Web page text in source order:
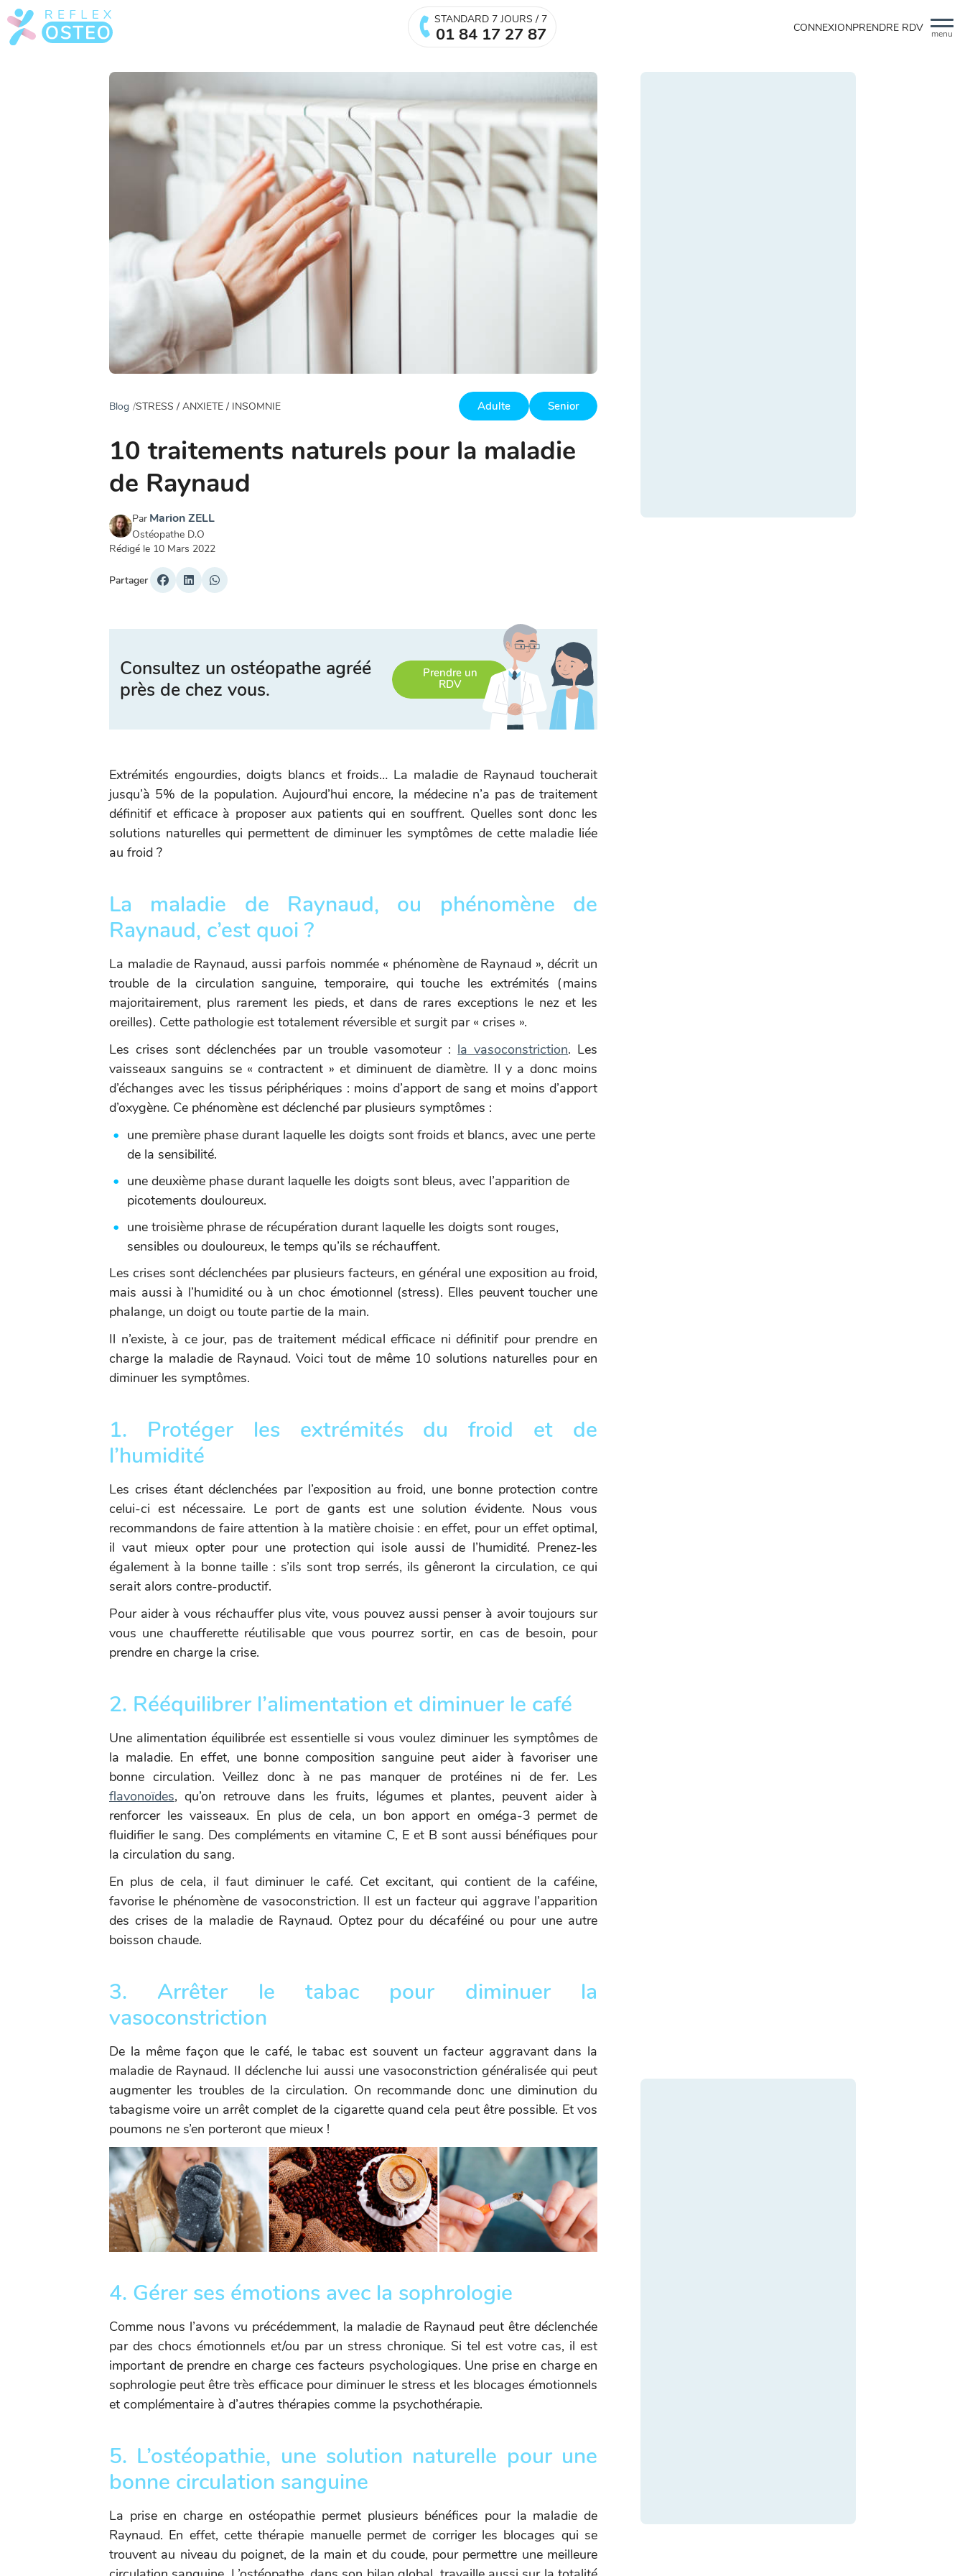
menu
STANDARD 7 JOURS / 7
01 84 17 27 87 CONNEXIONPRENDRE RDV
Blog STRESS / ANXIETE / INSOMNIE Adulte Senior
10 traitements naturels pour la maladie
de Raynaud
Par Marion ZELL
Ostéopathe D.O
Rédigé le 10 Mars 2022
Partager
Consultez un ostéopathe agréé
près de chez vous.
Prendre un
RDV
Extrémités engourdies, doigts blancs et froids… La maladie de Raynaud toucherait
jusqu’à 5% de la population. Aujourd’hui encore, la médecine n’a pas de traitement
définitif et efficace à proposer aux patients qui en souffrent. Quelles sont donc les
solutions naturelles qui permettent de diminuer les symptômes de cette maladie liée
au froid ?
La maladie de Raynaud, ou phénomène de
Raynaud, c’est quoi ?
La maladie de Raynaud, aussi parfois nommée « phénomène de Raynaud », décrit un
trouble de la circulation sanguine, temporaire, qui touche les extrémités (mains
majoritairement, plus rarement les pieds, et dans de rares exceptions le nez et les
oreilles). Cette pathologie est totalement réversible et surgit par « crises ».
Les crises sont déclenchées par un trouble vasomoteur : la vasoconstriction. Les
vaisseaux sanguins se « contractent » et diminuent de diamètre. Il y a donc moins
d’échanges avec les tissus périphériques : moins d’apport de sang et moins d’apport
d’oxygène. Ce phénomène est déclenché par plusieurs symptômes :
une première phase durant laquelle les doigts sont froids et blancs, avec une perte
de la sensibilité.
une deuxième phase durant laquelle les doigts sont bleus, avec l’apparition de
picotements douloureux.
une troisième phrase de récupération durant laquelle les doigts sont rouges,
sensibles ou douloureux, le temps qu’ils se réchauffent.
Les crises sont déclenchées par plusieurs facteurs, en général une exposition au froid,
mais aussi à l’humidité ou à un choc émotionnel (stress). Elles peuvent toucher une
phalange, un doigt ou toute partie de la main.
Il n’existe, à ce jour, pas de traitement médical efficace ni définitif pour prendre en
charge la maladie de Raynaud. Voici tout de même 10 solutions naturelles pour en
diminuer les symptômes.
1. Protéger les extrémités du froid et de
l’humidité
Les crises étant déclenchées par l’exposition au froid, une bonne protection contre
celui-ci est nécessaire. Le port de gants est une solution évidente. Nous vous
recommandons de faire attention à la matière choisie : en effet, pour un effet optimal,
il vaut mieux opter pour une protection qui isole aussi de l’humidité. Prenez-les
également à la bonne taille : s’ils sont trop serrés, ils gêneront la circulation, ce qui
serait alors contre-productif.
Pour aider à vous réchauffer plus vite, vous pouvez aussi penser à avoir toujours sur
vous une chaufferette réutilisable que vous pourrez sortir, en cas de besoin, pour
prendre en charge la crise.
2. Rééquilibrer l’alimentation et diminuer le café
Une alimentation équilibrée est essentielle si vous voulez diminuer les symptômes de
la maladie. En effet, une bonne composition sanguine peut aider à favoriser une
bonne circulation. Veillez donc à ne pas manquer de protéines ni de fer. Les
flavonoïdes, qu’on retrouve dans les fruits, légumes et plantes, peuvent aider à
renforcer les vaisseaux. En plus de cela, un bon apport en oméga-3 permet de
fluidifier le sang. Des compléments en vitamine C, E et B sont aussi bénéfiques pour
la circulation du sang.
En plus de cela, il faut diminuer le café. Cet excitant, qui contient de la caféine,
favorise le phénomène de vasoconstriction. Il est un facteur qui aggrave l’apparition
des crises de la maladie de Raynaud. Optez pour du décaféiné ou pour une autre
boisson chaude.
3. Arrêter le tabac pour diminuer la
vasoconstriction
De la même façon que le café, le tabac est souvent un facteur aggravant dans la
maladie de Raynaud. Il déclenche lui aussi une vasoconstriction généralisée qui peut
augmenter les troubles de la circulation. On recommande donc une diminution du
tabagisme voire un arrêt complet de la cigarette quand cela peut être possible. Et vos
poumons ne s’en porteront que mieux !
4. Gérer ses émotions avec la sophrologie
Comme nous l’avons vu précédemment, la maladie de Raynaud peut être déclenchée
par des chocs émotionnels et/ou par un stress chronique. Si tel est votre cas, il est
important de prendre en charge ces facteurs psychologiques. Une prise en charge en
sophrologie peut être très efficace pour diminuer le stress et les blocages émotionnels
et complémentaire à d’autres thérapies comme la psychothérapie.
5. L’ostéopathie, une solution naturelle pour une
bonne circulation sanguine
La prise en charge en ostéopathie permet plusieurs bénéfices pour la maladie de
Raynaud. En effet, cette thérapie manuelle permet de corriger les blocages qui se
trouvent au niveau du poignet, de la main et du coude, pour permettre une meilleure